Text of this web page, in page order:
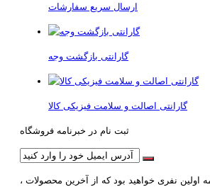
ارسال سریع سفارشات
گارانتی بازگشت وجه
گارانتی اصالت و سلامت فیزیکی کالا
ثبت نام در خبرنامه فروشگاه
اولین نفری خواهید بود که از آخرین محصولات ،